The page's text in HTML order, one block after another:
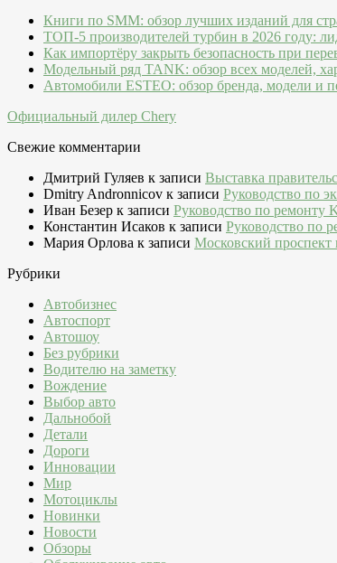
Книги по SMM: обзор лучших изданий для
ТОП-5 производителей турбин в 2026 году:
Как импортёру закрыть безопасность при
Модельный ряд TANK: обзор всех моделей,
Автомобили ESTEO: обзор бренда, модели и
Официальный дилер Chery
Свежие комментарии
Дмитрий Гуляев к записи Выставка
Dmitry Andronnicov к записи Руководство по
Иван Безер к записи Руководство по ремонту
Константин Исаков к записи Руководство по
Мария Орлова к записи Московский проспект
Рубрики
Автобизнес
Автоспорт
Автошоу
Без рубрики
Водителю на заметку
Вождение
Выбор авто
Дальнобой
Детали
Дороги
Инновации
Мир
Мотоциклы
Новинки
Новости
Обзоры